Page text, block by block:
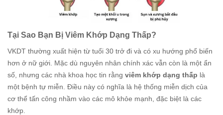
Tại Sao Bạn Bị Viêm Khớp Dạng Thấp?
VKDT thường xuất hiện từ tuổi 30 trở đi và có xu hướng phổ biến
hơn ở nữ giới. Mặc dù nguyên nhân chính xác vẫn còn là một ẩn
số, nhưng các nhà khoa học tin rằng viêm khớp dạng thấp là
một bệnh tự miễn. Điều này có nghĩa là hệ thống miễn dịch của
cơ thể tấn công nhầm vào các mô khỏe mạnh, đặc biệt là các
khớp.